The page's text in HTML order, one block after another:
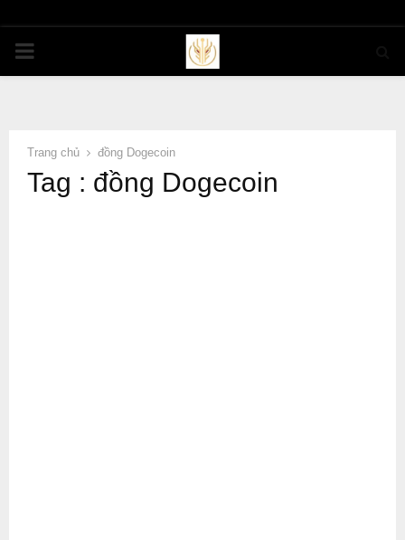
PRIMARY
Trang chủ đồng Dogecoin
Tag : đồng Dogecoin